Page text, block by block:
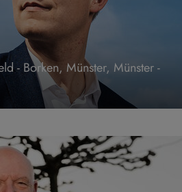
- Borken, Münster, Münster -